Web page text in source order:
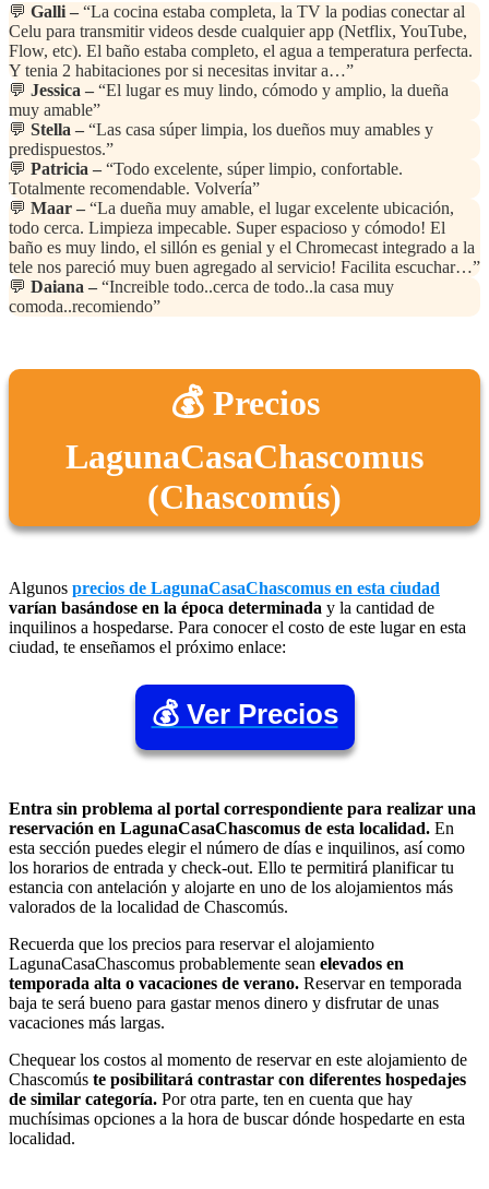
💬 Galli – “La cocina estaba completa, la TV la podias conectar al
Celu para transmitir videos desde cualquier app (Netflix, YouTube,
Flow, etc). El baño estaba completo, el agua a temperatura perfecta.
Y tenia 2 habitaciones por si necesitas invitar a…”
💬 Jessica – “El lugar es muy lindo, cómodo y amplio, la dueña
muy amable”
💬 Stella – “Las casa súper limpia, los dueños muy amables y
predispuestos.”
💬 Patricia – “Todo excelente, súper limpio, confortable.
Totalmente recomendable. Volvería”
💬 Maar – “La dueña muy amable, el lugar excelente ubicación,
todo cerca. Limpieza impecable. Super espacioso y cómodo! El
baño es muy lindo, el sillón es genial y el Chromecast integrado a la
tele nos pareció muy buen agregado al servicio! Facilita escuchar…”
💬 Daiana – “Increible todo..cerca de todo..la casa muy
comoda..recomiendo”
💰 Precios
LagunaCasaChascomus
(Chascomús)
Algunos precios de LagunaCasaChascomus en esta ciudad
varían basándose en la época determinada y la cantidad de
inquilinos a hospedarse. Para conocer el costo de este lugar en esta
ciudad, te enseñamos el próximo enlace:
💰 Ver Precios
Entra sin problema al portal correspondiente para realizar una
reservación en LagunaCasaChascomus de esta localidad. En
esta sección puedes elegir el número de días e inquilinos, así como
los horarios de entrada y check-out. Ello te permitirá planificar tu
estancia con antelación y alojarte en uno de los alojamientos más
valorados de la localidad de Chascomús.
Recuerda que los precios para reservar el alojamiento
LagunaCasaChascomus probablemente sean elevados en
temporada alta o vacaciones de verano. Reservar en temporada
baja te será bueno para gastar menos dinero y disfrutar de unas
vacaciones más largas.
Chequear los costos al momento de reservar en este alojamiento de
Chascomús te posibilitará contrastar con diferentes hospedajes
de similar categoría. Por otra parte, ten en cuenta que hay
muchísimas opciones a la hora de buscar dónde hospedarte en esta
localidad.